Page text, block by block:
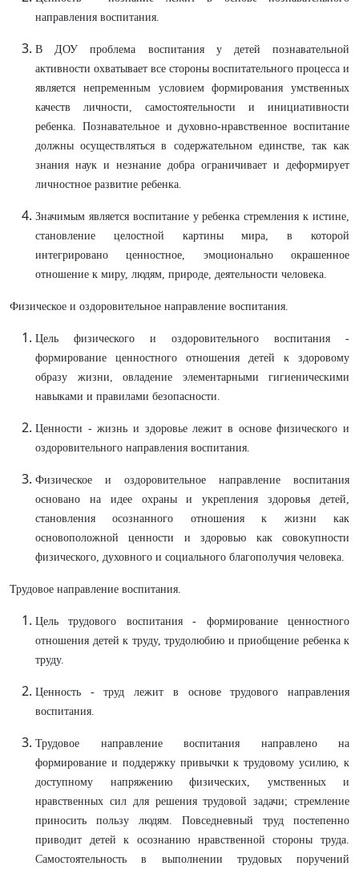
направления воспитания.
В ДОУ проблема воспитания у детей познавательной
активности охватывает все стороны воспитательного процесса и
является непременным условием формирования умственных
качеств личности, самостоятельности и инициативности
ребенка. Познавательное и духовно-нравственное воспитание
должны осуществляться в содержательном единстве, так как
знания наук и незнание добра ограничивает и деформирует
личностное развитие ребенка.
Значимым является воспитание у ребенка стремления к истине,
становление целостной картины мира, в которой
интегрировано ценностное, эмоционально окрашенное
отношение к миру, людям, природе, деятельности человека.
Физическое и оздоровительное направление воспитания.
Цель физического и оздоровительного воспитания -
формирование ценностного отношения детей к здоровому
образу жизни, овладение элементарными гигиеническими
навыками и правилами безопасности.
Ценности - жизнь и здоровье лежит в основе физического и
оздоровительного направления воспитания.
Физическое и оздоровительное направление воспитания
основано на идее охраны и укрепления здоровья детей,
становления осознанного отношения к жизни как
основоположной ценности и здоровью как совокупности
физического, духовного и социального благополучия человека.
Трудовое направление воспитания.
Цель трудового воспитания - формирование ценностного
отношения детей к труду, трудолюбию и приобщение ребенка к
труду.
Ценность - труд лежит в основе трудового направления
воспитания.
Трудовое направление воспитания направлено на
формирование и поддержку привычки к трудовому усилию, к
доступному напряжению физических, умственных и
нравственных сил для решения трудовой задачи; стремление
приносить пользу людям. Повседневный труд постепенно
приводит детей к осознанию нравственной стороны труда.
Самостоятельность в выполнении трудовых поручений